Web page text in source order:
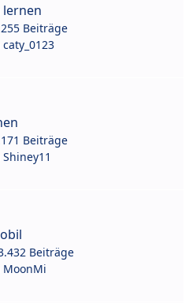
lernen
Beiträge
caty_0123
Beiträge
Shiney11
Beiträge
MoonMi